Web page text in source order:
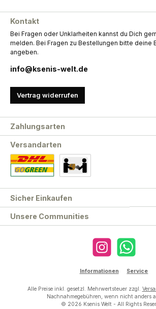
Kontakt
Bei Fragen oder Unklarheiten kannst du Dich
melden. Bei Fragen zu Bestellungen bitte deine
angeben.
info@ksenis-welt.de
Vertrag widerrufen
Unsere Communities
Zahlungsarten
Versandarten
Sicher Einkaufen
Instagram WhatsApp
Informationen Service
Alle Preise inkl. gesetzl. Mehrwertsteuer zzgl.
Nachnahmegebühren, wenn nicht anders
© 2026 Ksenis Welt - All Rights